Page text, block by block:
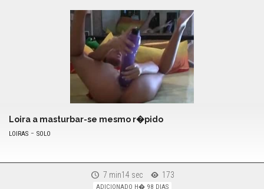
Loira a masturbar-se mesmo r�pido
LOIRAS - SOLO
7 min14 sec 173
ADICIONADO H� 98 DIAS